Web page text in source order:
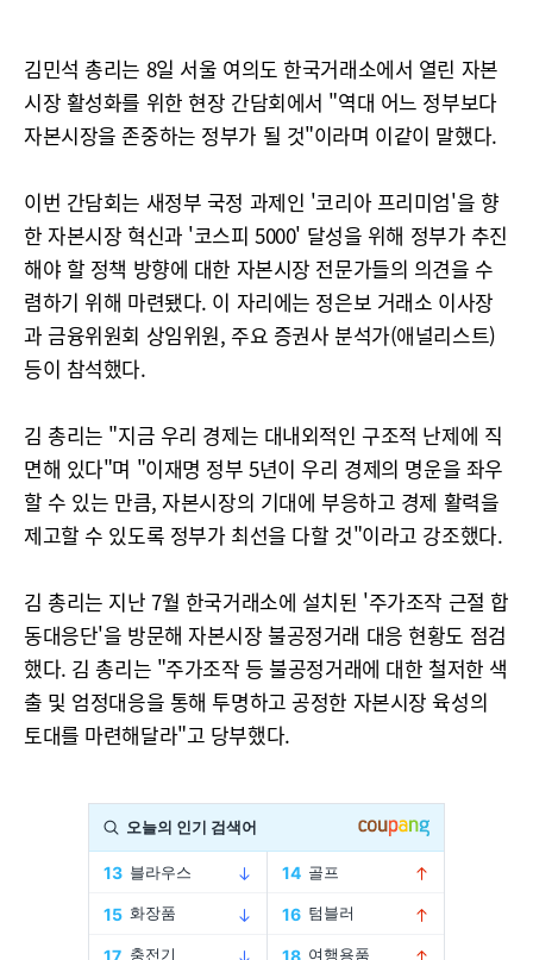
김민석 총리는 8일 서울 여의도 한국거래소에서 열린 자본
시장 활성화를 위한 현장 간담회에서 "역대 어느 정부보다
자본시장을 존중하는 정부가 될 것"이라며 이같이 말했다.
이번 간담회는 새정부 국정 과제인 '코리아 프리미엄'을 향
한 자본시장 혁신과 '코스피 5000' 달성을 위해 정부가 추진
해야 할 정책 방향에 대한 자본시장 전문가들의 의견을 수
렴하기 위해 마련됐다. 이 자리에는 정은보 거래소 이사장
과 금융위원회 상임위원, 주요 증권사 분석가(애널리스트)
등이 참석했다.
김 총리는 "지금 우리 경제는 대내외적인 구조적 난제에 직
면해 있다"며 "이재명 정부 5년이 우리 경제의 명운을 좌우
할 수 있는 만큼, 자본시장의 기대에 부응하고 경제 활력을
제고할 수 있도록 정부가 최선을 다할 것"이라고 강조했다.
김 총리는 지난 7월 한국거래소에 설치된 '주가조작 근절 합
동대응단'을 방문해 자본시장 불공정거래 대응 현황도 점검
했다. 김 총리는 "주가조작 등 불공정거래에 대한 철저한 색
출 및 엄정대응을 통해 투명하고 공정한 자본시장 육성의
토대를 마련해달라"고 당부했다.